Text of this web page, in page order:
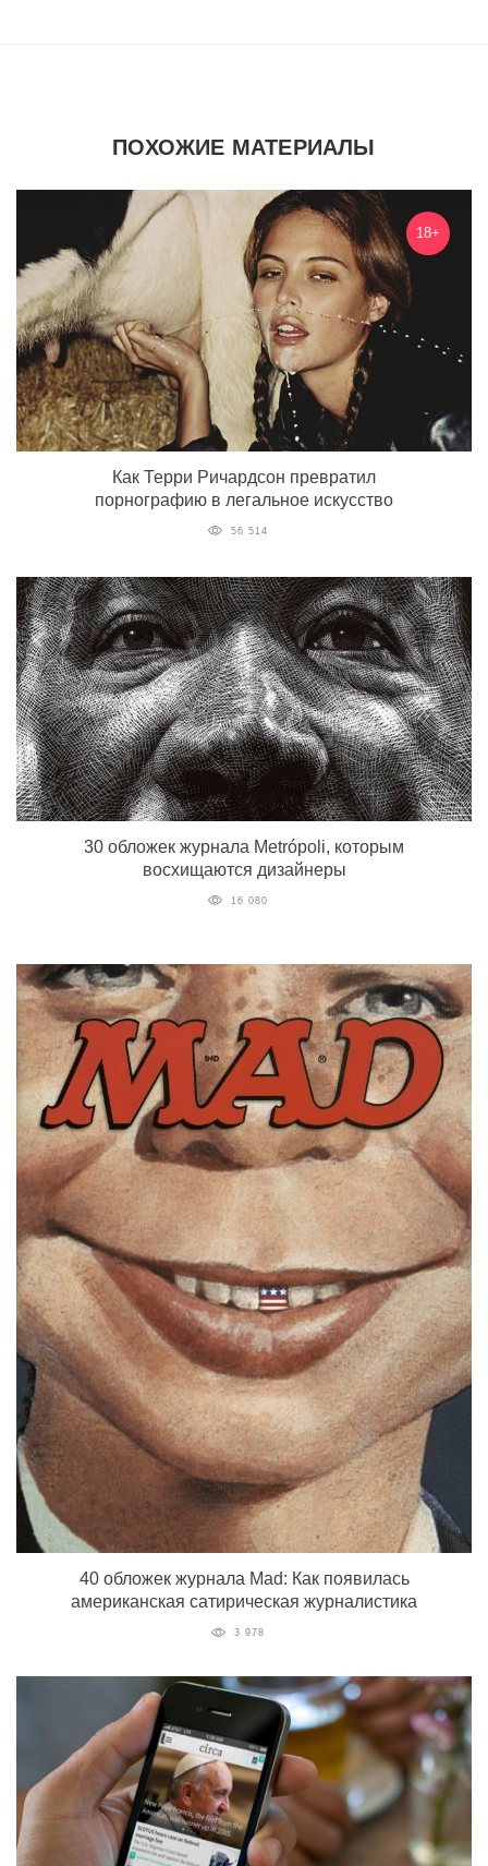
ПОХОЖИЕ МАТЕРИАЛЫ
18+
Как Терри Ричардсон превратил
порнографию в легальное искусство
56 514
30 обложек журнала Metrópoli, которым
восхищаются дизайнеры
16 080
40 обложек журнала Mad: Как появилась
американская сатирическая журналистика
3 978